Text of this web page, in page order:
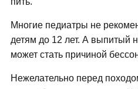
Многие педиатры не
детям до 12 лет. А выпитый
может стать причиной
Нежелательно перед